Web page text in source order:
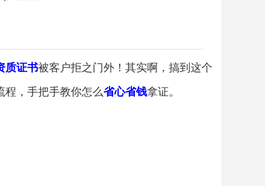
质证书被客户拒之门外！其实啊，搞到这个
程，手把手教你怎么省心省钱拿证。